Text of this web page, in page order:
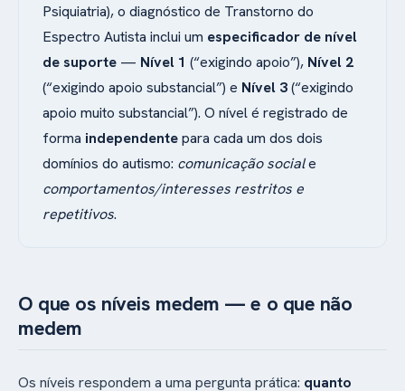
Psiquiatria), o diagnóstico de Transtorno do
Espectro Autista inclui um especificador de nível
de suporte — Nível 1 (“exigindo apoio”), Nível 2
(“exigindo apoio substancial”) e Nível 3(“exigindo
apoio muito substancial”). O nível é registrado de
forma independentepara cada um dos dois
domínios do autismo: comunicação sociale
comportamentos/interesses restritos e
repetitivos.
O que os níveis medem — e o que não
medem
Os níveis respondem a uma pergunta prática: quanto